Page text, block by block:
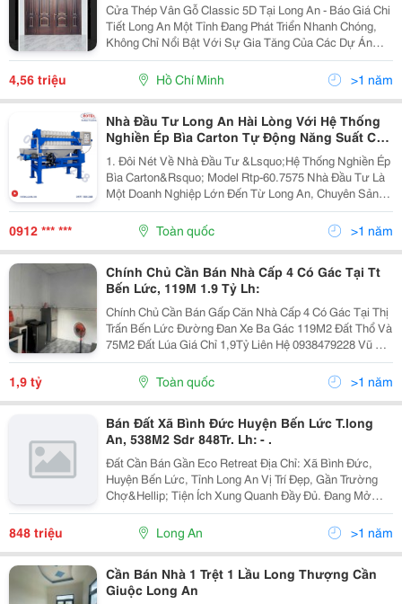
Cửa Thép Vân Gỗ Classic 5D Tại Long An - Báo Giá Chi
Tiết Long An Một Tỉnh Đang Phát Triển Nhanh Chóng,
Không Chỉ Nổi Bật Với Sự Gia Tăng Của Các Dự Án
Xây Dựng Mà Còn Với Nhu Cầu Ngày Càng Cao Về Các
Sản Phẩm Nội Thất Chất Lượng. Cửa Thép Vân Gỗ...
4,56 triệu Hồ Chí Minh >1 năm
Nhà Đầu Tư Long An Hài Lòng Với Hệ Thống
Nghiền Ép Bìa Carton Tự Động Năng Suất Cao
Rotec Việt Nam
1. Đôi Nét Về Nhà Đầu Tư &Lsquo;Hệ Thống Nghiền Ép
Bìa Carton&Rsquo; Model Rtp-60.7575 Nhà Đầu Tư Là
Một Doanh Nghiệp Lớn Đến Từ Long An, Chuyên Sản
Xuất Và Cung Cấp Các Sản Phẩm Như: Thùng Carton,
Hộp Carton, Hộp Offset, Giấy Tấm 3-5-7 Lớp, Giấy...
0912 *** *** Toàn quốc >1 năm
Chính Chủ Cần Bán Nhà Cấp 4 Có Gác Tại Tt
Bến Lức, 119M 1.9 Tỷ Lh:
Chính Chủ Cần Bán Gấp Căn Nhà Cấp 4 Có Gác Tại Thị
Trấn Bến Lức Đường Đan Xe Ba Gác 119M2 Đất Thổ Và
75M2 Đất Lúa Giá Chỉ 1,9Tỷ Liên Hệ 0938479228 Vũ Tín
Xem Nhà Nhận Kí Gửi Mua Bán Nhà Đất Long An
H&Rdquo;Ồ S&Rdquo;Ơ Pháp Lý Nhà Đất...
1,9 tỷ Toàn quốc >1 năm
Bán Đất Xã Bình Đức Huyện Bến Lức T.long
An, 538M2 Sdr 848Tr. Lh: - .
Đất Cần Bán Gần Eco Retreat Địa Chỉ: Xã Bình Đức,
Huyện Bến Lức, Tỉnh Long An Vị Trí Đẹp, Gần Trường
Chợ&Hellip; Tiện Ích Xung Quanh Đầy Đủ. Đang Mở
Đường , Gần Eco Retreat Diện Tích 538M2. Sổ Đỏ Sang
Tên Nhanh Gọn. Giá Bán 848...
848 triệu Long An >1 năm
Cần Bán Nhà 1 Trệt 1 Lầu Long Thượng Cần
Giuộc Long An